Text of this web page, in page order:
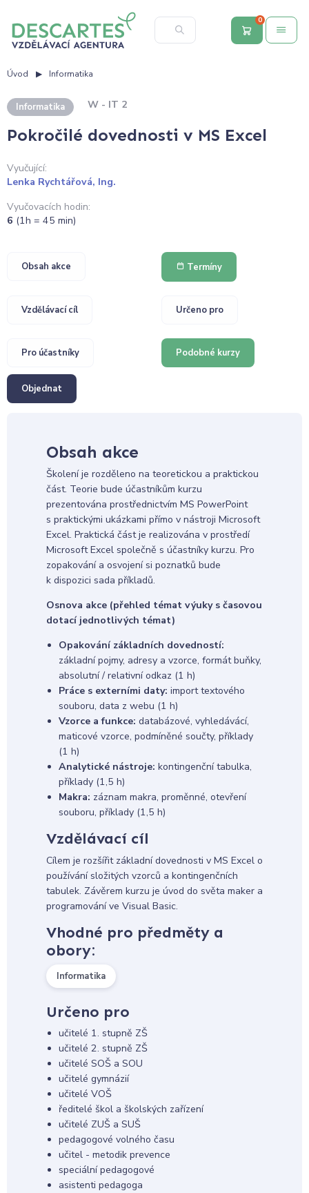
0
Úvod Informatika
Informatika W - IT 2
Pokročilé dovednosti v MS Excel
Vyučující:
Lenka Rychtářová, Ing.
Vyučovacích hodin:
6 (1h = 45 min)
Obsah akce Termíny
Vzdělávací cíl Určeno pro
Pro účastníky Podobné kurzy
Objednat
Obsah akce
Školení je rozděleno na teoretickou a praktickou
část. Teorie bude účastníkům kurzu
prezentována prostřednictvím MS PowerPoint
s praktickými ukázkami přímo v nástroji Microsoft
Excel. Praktická část je realizována v prostředí
Microsoft Excel společně s účastníky kurzu. Pro
zopakování a osvojení si poznatků bude
k dispozici sada příkladů.
Osnova akce (přehled témat výuky s časovou
dotací jednotlivých témat)
Opakování základních dovedností:
základní pojmy, adresy a vzorce, formát buňky,
absolutní / relativní odkaz (1 h)
Práce s externími daty: import textového
souboru, data z webu (1 h)
Vzorce a funkce: databázové, vyhledávácí,
maticové vzorce, podmíněné součty, příklady
(1 h)
Analytické nástroje: kontingenční tabulka,
příklady (1,5 h)
Makra: záznam makra, proměnné, otevření
souboru, příklady (1,5 h)
Vzdělávací cíl
Cílem je rozšířit základní dovednosti v MS Excel o
používání složitých vzorců a kontingenčních
tabulek. Závěrem kurzu je úvod do světa maker a
programování ve Visual Basic.
Vhodné pro předměty a
obory:
Informatika
Určeno pro
učitelé 1. stupně ZŠ
učitelé 2. stupně ZŠ
učitelé SOŠ a SOU
učitelé gymnázií
učitelé VOŠ
ředitelé škol a školských zařízení
učitelé ZUŠ a SUŠ
pedagogové volného času
učitel - metodik prevence
speciální pedagogové
asistenti pedagoga